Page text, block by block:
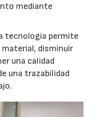
mediante
tecnología permite
material, disminuir
una calidad
una trazabilidad